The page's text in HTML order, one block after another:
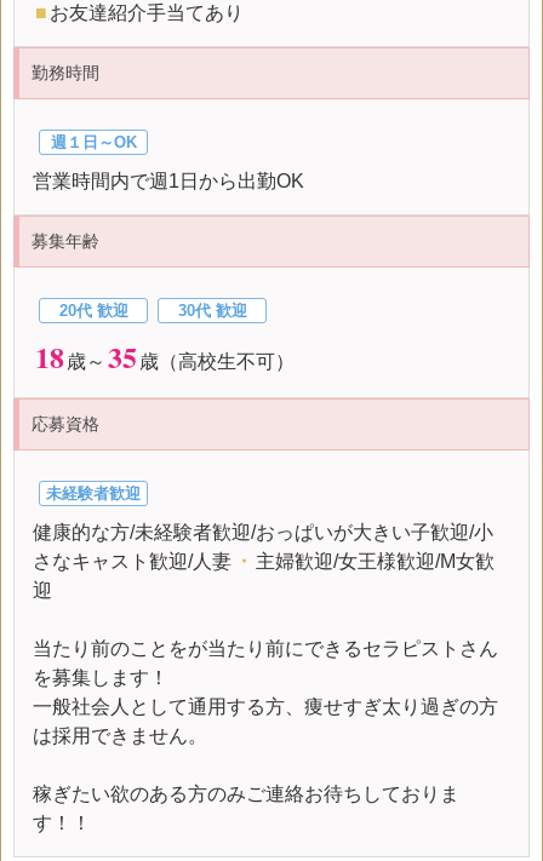
■ お友達紹介手当てあり
勤務時間
週１日～OK
営業時間内で週1日から出勤OK
募集年齢
20代 歓迎 30代 歓迎
18歳～ 35 歳（高校生不可）
応募資格
未経験者歓迎
健康的な方/未経験者歓迎/おっぱいが大きい子歓迎/小
さなキャスト歓迎/人妻 ・ 主婦歓迎/女王様歓迎/M女歓
迎
当たり前のことをが当たり前にできるセラピストさん
を募集します！
一般社会人として通用する方、痩せすぎ太り過ぎの方
は採用できません。
稼ぎたい欲のある方のみご連絡お待ちしておりま
す！！